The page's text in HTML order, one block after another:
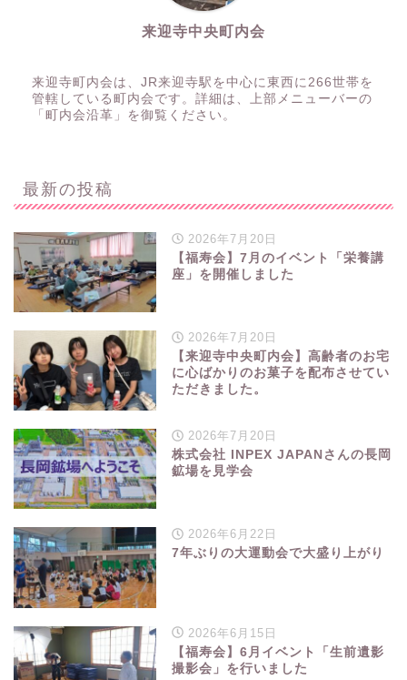
来迎寺中央町内会
来迎寺町内会は、JR来迎寺駅を中心に東西に266世帯を
管轄している町内会です。詳細は、上部メニューバーの
「町内会沿革」を御覧ください。
最新の投稿
2026年7月20日
【福寿会】7月のイベント「栄養講
座」を開催しました
2026年7月20日
【来迎寺中央町内会】高齢者のお宅
に心ばかりのお菓子を配布させてい
ただきました。
2026年7月20日
株式会社 INPEX JAPANさんの長岡
鉱場を見学会
2026年6月22日
7年ぶりの大運動会で大盛り上がり
2026年6月15日
【福寿会】6月イベント「生前遺影
撮影会」を行いました